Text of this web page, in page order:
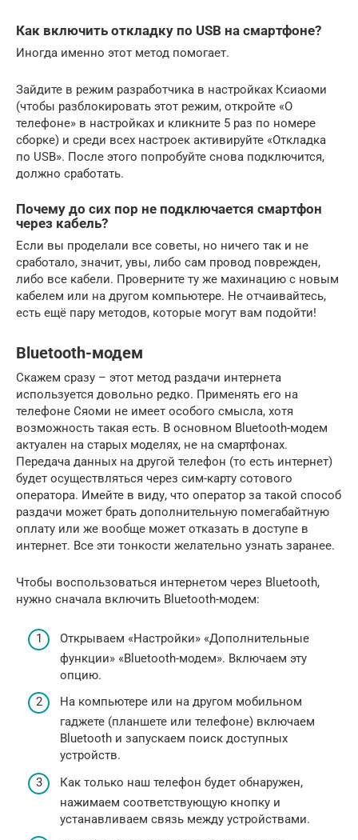
Как включить откладку по USB на смартфоне?
Иногда именно этот метод помогает.
Зайдите в режим разработчика в настройках Ксиаоми
(чтобы разблокировать этот режим, откройте «О
телефоне» в настройках и кликните 5 раз по номере
сборке) и среди всех настроек активируйте «Откладка
по USB». После этого попробуйте снова подключится,
должно сработать.
Почему до сих пор не подключается смартфон
через кабель?
Если вы проделали все советы, но ничего так и не
сработало, значит, увы, либо сам провод поврежден,
либо все кабели. Проверните ту же махинацию с новым
кабелем или на другом компьютере. Не отчаивайтесь,
есть ещё пару методов, которые могут вам подойти!
Bluetooth-модем
Скажем сразу – этот метод раздачи интернета
используется довольно редко. Применять его на
телефоне Сяоми не имеет особого смысла, хотя
возможность такая есть. В основном Bluetooth-модем
актуален на старых моделях, не на смартфонах.
Передача данных на другой телефон (то есть интернет)
будет осуществляться через сим-карту сотового
оператора. Имейте в виду, что оператор за такой способ
раздачи может брать дополнительную помегабайтную
оплату или же вообще может отказать в доступе в
интернет. Все эти тонкости желательно узнать заранее.
Чтобы воспользоваться интернетом через Bluetooth,
нужно сначала включить Bluetooth-модем:
Открываем «Настройки» «Дополнительные
функции» «Bluetooth-модем». Включаем эту
опцию.
На компьютере или на другом мобильном
гаджете (планшете или телефоне) включаем
Bluetooth и запускаем поиск доступных
устройств.
Как только наш телефон будет обнаружен,
нажимаем соответствующую кнопку и
устанавливаем связь между устройствами.